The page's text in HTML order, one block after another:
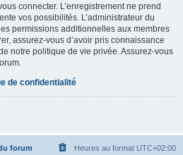
connecter. L’enregistrement ne prend
vos possibilités. L’administrateur du
permissions additionnelles aux membres
assurez-vous d’avoir pris connaissance
notre politique de vie privée. Assurez-vous
de confidentialité
forum Heures au format UTC+02:00